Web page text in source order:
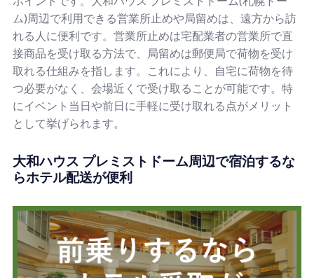
ム)周辺で利用できる営業所止めや局留めは、遠方から訪
れる人に便利です。営業所止めは宅配業者の営業所で直
接商品を受け取る方法で、局留めは郵便局で荷物を受け
取れる仕組みを指します。これにより、自宅に荷物を待
つ必要がなく、会場近くで受け取ることが可能です。特
にイベント当日や前日に手軽に受け取れる点がメリット
として挙げられます。
大和ハウス プレミストドーム周辺で宿泊するな
らホテル配送が便利